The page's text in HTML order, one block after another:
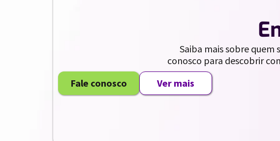
Saiba mais sobre
conosco para descobrir
Fale conosco
Ver mais